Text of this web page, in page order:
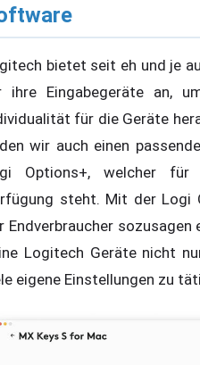
bietet seit eh und je
ihre Eingabegeräte an,
für die Geräte
wir auch einen
Options+, welcher für
steht. Mit der Logi
Endverbraucher sozusagen
Logitech Geräte nicht
eigene Einstellungen zu